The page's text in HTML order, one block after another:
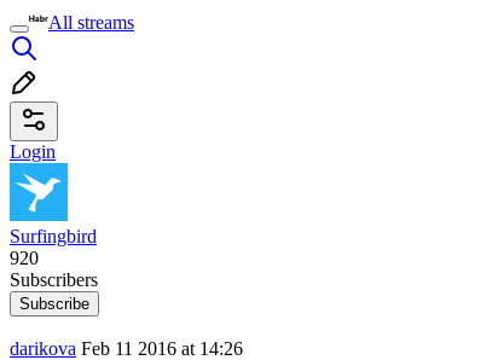
All streams
Login
Surfingbird
920
Subscribers
Subscribe
darikova Feb 11 2016 at 14:26